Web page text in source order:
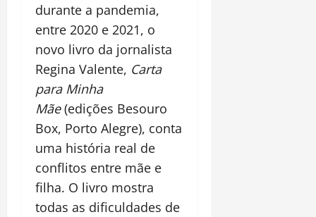
durante a pandemia,
entre 2020 e 2021, o
novo livro da jornalista
Regina Valente, Carta
para Minha
Mãe(edições Besouro
Box, Porto Alegre), conta
uma história real de
conflitos entre mãe e
filha. O livro mostra
todas as dificuldades de